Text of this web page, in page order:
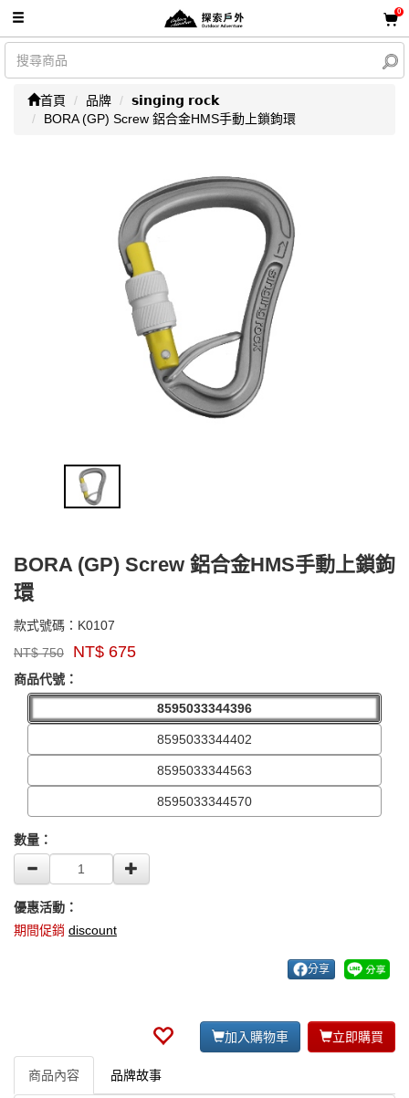
0
首頁 品牌
𝘀𝗶𝗻𝗴𝗶𝗻𝗴 𝗿𝗼𝗰𝗸
BORA (GP) Screw 鋁合金HMS手動上鎖鉤環
BORA (GP) Screw 鋁合金HMS手動上鎖鉤
環
款式號碼： K0107
牌：
singing
rock
NT$750 NT$ 675
商品代號：
8595033344396
8595033344402
8595033344563
8595033344570
數量：
優惠活動：
期間促銷 discount
分享
加入購物車 立即購買
商品內容 品牌故事